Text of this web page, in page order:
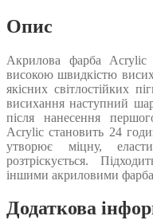
Опис
Акрилова фарба Acrylic
високою швидкістю
якісних світлостійких
висихання наступний
після нанесення
Acrylic становить 24
утворює міцну,
розтріскується.
іншими акриловими
Додаткова